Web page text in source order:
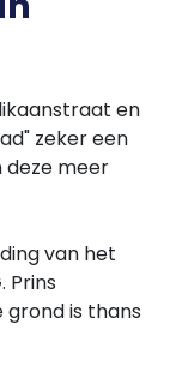
en
zeker een
deze meer
van het
Prins
is thans